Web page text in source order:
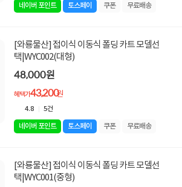
네이버 포인트 토스페이 쿠폰 무료배송
[와룡물산] 접이식 이동식 폴딩 카트 모델선
택|WYC002(대형)
48,000원
혜택가43,200원
4.8 5건
네이버 포인트 토스페이 쿠폰 무료배송
[와룡물산] 접이식 이동식 폴딩 카트 모델선
택|WYC001(중형)